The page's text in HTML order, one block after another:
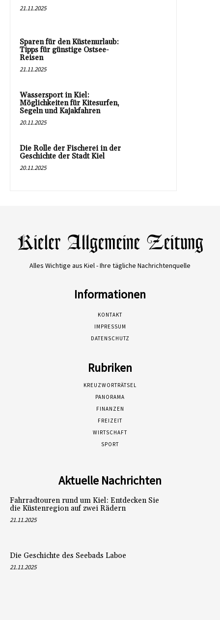
21.11.2025
Sparen für den Küstenurlaub:
Tipps für günstige Ostsee-
Reisen
21.11.2025
Wassersport in Kiel:
Möglichkeiten für Kitesurfen,
Segeln und Kajakfahren
20.11.2025
Die Rolle der Fischerei in der
Geschichte der Stadt Kiel
20.11.2025
Alles Wichtige aus Kiel - Ihre tägliche Nachrichtenquelle
Informationen
KONTAKT
IMPRESSUM
DATENSCHUTZ
Rubriken
KREUZWORTRÄTSEL
PANORAMA
FINANZEN
FREIZEIT
WIRTSCHAFT
SPORT
Aktuelle Nachrichten
Fahrradtouren rund um Kiel: Entdecken Sie
die Küstenregion auf zwei Rädern
21.11.2025
Die Geschichte des Seebads Laboe
21.11.2025